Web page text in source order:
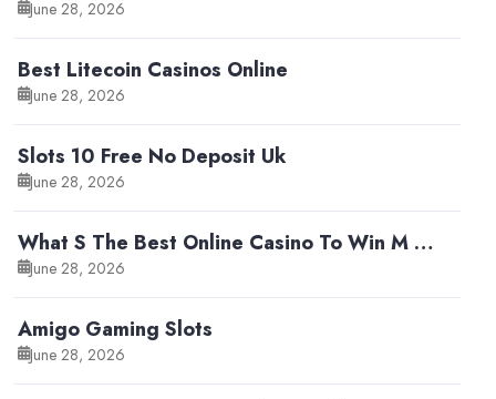
June 28, 2026
Best Litecoin Casinos Online
June 28, 2026
Slots 10 Free No Deposit Uk
June 28, 2026
What S The Best Online Casino To Win M …
June 28, 2026
Amigo Gaming Slots
June 28, 2026